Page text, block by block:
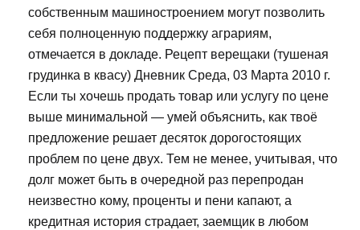
собственным машиностроением могут позволить
себя полноценную поддержку аграриям,
отмечается в докладе. Рецепт верещаки (тушеная
грудинка в квасу) Дневник Среда, 03 Марта 2010 г.
Если ты хочешь продать товар или услугу по цене
выше минимальной — умей объяснить, как твоё
предложение решает десяток дорогостоящих
проблем по цене двух. Тем не менее, учитывая, что
долг может быть в очередной раз перепродан
неизвестно кому, проценты и пени капают, а
кредитная история страдает, заемщик в любом